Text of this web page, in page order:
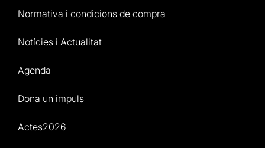
Normativa i condicions de compra
Notícies i Actualitat
Agenda
Dona un impuls
Actes2026